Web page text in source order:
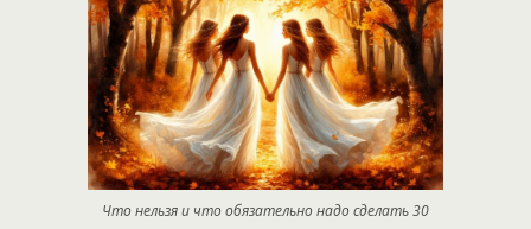
Что нельзя и что обязательно надо сделать 30